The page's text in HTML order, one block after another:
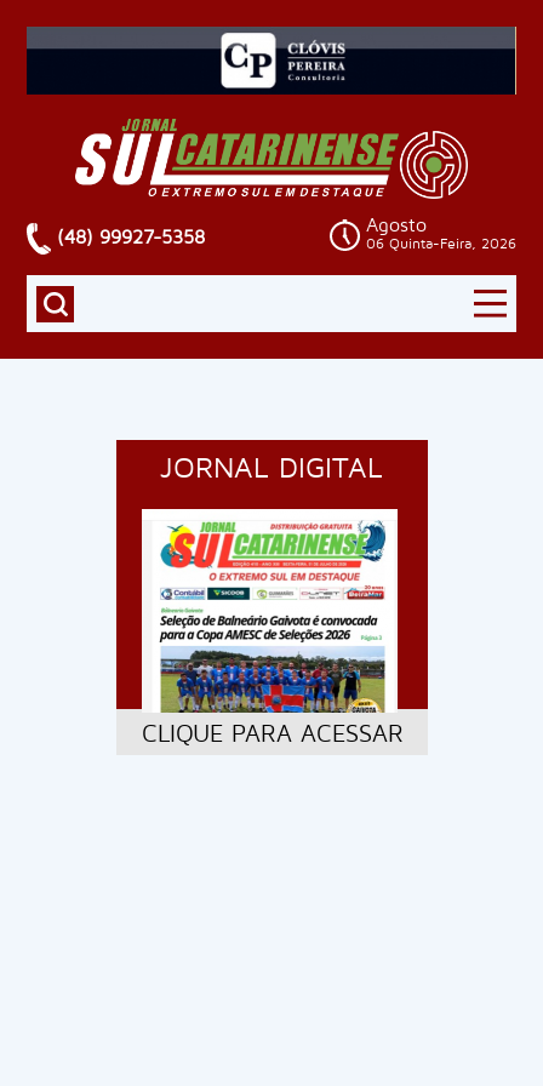
(48) 99927-5358
Agosto
06 Quinta-Feira, 2026
JORNAL DIGITAL
CLIQUE PARA ACESSAR